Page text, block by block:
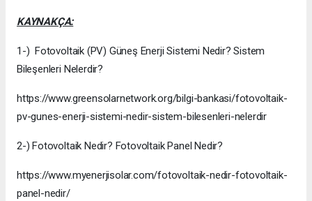
KAYNAKÇA:
1-) Fotovoltaik (PV) Güneş Enerji Sistemi Nedir? Sistem
Bileşenleri Nelerdir?
https://www.greensolarnetwork.org/bilgi-bankasi/fotovoltaik-
pv-gunes-enerji-sistemi-nedir-sistem-bilesenleri-nelerdir
2-) Fotovoltaik Nedir? Fotovoltaik Panel Nedir?
https://www.myenerjisolar.com/fotovoltaik-nedir-fotovoltaik-
panel-nedir/